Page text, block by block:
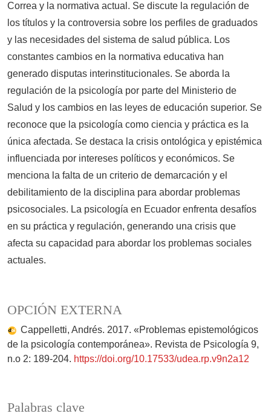
Palabras clave
OPCIÓN EXTERNA
Cappelletti, Andrés. 2017. «Problemas epistemológicos
de la psicología contemporánea». Revista de Psicología 9,
n.o 2: 189-204. https://doi.org/10.17533/udea.rp.v9n2a12
Correa y la normativa actual. Se discute la regulación de
los títulos y la controversia sobre los perfiles de graduados
y las necesidades del sistema de salud pública. Los
constantes cambios en la normativa educativa han
generado disputas interinstitucionales. Se aborda la
regulación de la psicología por parte del Ministerio de
Salud y los cambios en las leyes de educación superior. Se
reconoce que la psicología como ciencia y práctica es la
única afectada. Se destaca la crisis ontológica y epistémica
influenciada por intereses políticos y económicos. Se
menciona la falta de un criterio de demarcación y el
debilitamiento de la disciplina para abordar problemas
psicosociales. La psicología en Ecuador enfrenta desafíos
en su práctica y regulación, generando una crisis que
afecta su capacidad para abordar los problemas sociales
actuales.